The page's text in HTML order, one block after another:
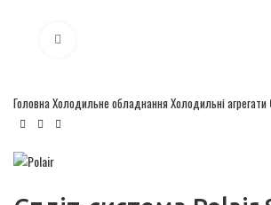
ГоловнаХолодильне обладнання Холодильні агрегати